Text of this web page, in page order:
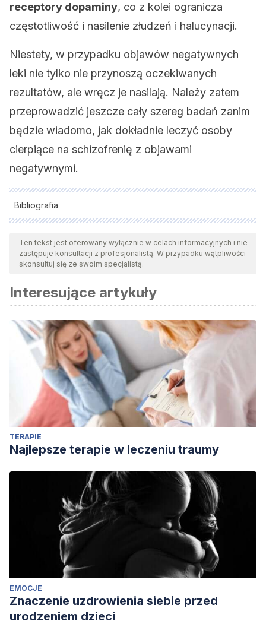
receptory dopaminy, co z kolei ogranicza
częstotliwość i nasilenie złudzeń i halucynacji.
Niestety, w przypadku objawów negatywnych
leki nie tylko nie przynoszą oczekiwanych
rezultatów, ale wręcz je nasilają. Należy zatem
przeprowadzić jeszcze cały szereg badań zanim
będzie wiadomo, jak dokładnie leczyć osoby
cierpiące na schizofrenię z objawami
negatywnymi.
Bibliografia
Wszystkie cytowane źródła zostały gruntownie
przeanalizowane przez nasz zespół w celu zapewnienia ich
jakości, wiarygodności, aktualności i ważności. Bibliografia
względem naukowym lub akademickim.
Belloch, A., Sandín, B. y Ramos, F (2008). Manual de
psicopatología. Volúmenes I y II. McGraw-Hill.Madrid
American Psychiatric Association (APA) (2014):Manual de
Diagnóstico y Estadísitico de los Trastornos Mentales,
DSM5. Editorial Médica Panamericana. Madrid.
Ten tekst jest oferowany wyłącznie w celach informacyjnych i nie
zastępuje konsultacji z profesjonalistą. W przypadku wątpliwości
skonsultuj się ze swoim specjalistą.
Interesujące artykuły
TERAPIE
Najlepsze terapie w leczeniu traumy
EMOCJE
Znaczenie uzdrowienia siebie przed
urodzeniem dzieci